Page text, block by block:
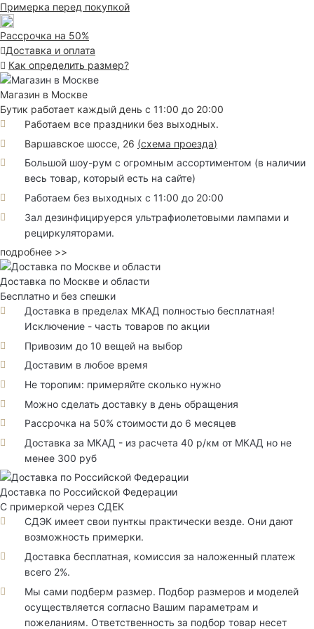
Примерка перед покупкой
Рассрочка на 50%
Доставка и оплата
Как определить размер?
Магазин в Москве
Бутик работает каждый день с 11:00 до 20:00
Работаем все праздники без выходных.
Варшавское шоссе, 26 (схема проезда)
Большой шоу-рум с огромным ассортиментом (в наличии
весь товар, который есть на сайте)
Работаем без выходных с 11:00 до 20:00
Зал дезинфицируерся ультрафиолетовыми лампами и
рециркуляторами.
подробнее >>
Доставка по Москве и области
Бесплатно и без спешки
Доставка в пределах МКАД полностью бесплатная!
Исключение - часть товаров по акции
Привозим до 10 вещей на выбор
Доставим в любое время
Не торопим: примеряйте сколько нужно
Можно сделать доставку в день обращения
Рассрочка на 50% стоимости до 6 месяцев
Доставка за МКАД - из расчета 40 р/км от МКАД но не
менее 300 руб
Доставка по Российской Федерации
С примеркой через СДЕК
СДЭК имеет свои пунткы практически везде. Они дают
возможность примерки.
Доставка бесплатная, комиссия за наложенный платеж
всего 2%.
Мы сами подберм размер. Подбор размеров и моделей
осуществляется согласно Вашим параметрам и
пожеланиям. Ответственность за подбор товар несет